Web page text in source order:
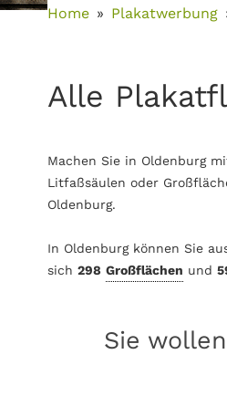
Home Plakatwerbung
Alle
Machen Sie in Oldenburg
Litfaßsäulen oder
Oldenburg.
In Oldenburg können Sie
sich 298 Großflächen und
Sie